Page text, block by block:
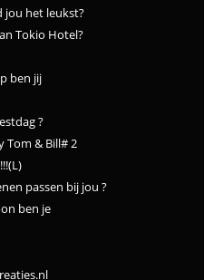
jou het leukst?
Tokio Hotel?
ben jij
?
Tom & Bill# 2
passen bij jou ?
ben je